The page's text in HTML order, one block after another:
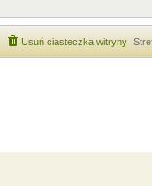
Usuń ciasteczka witryny